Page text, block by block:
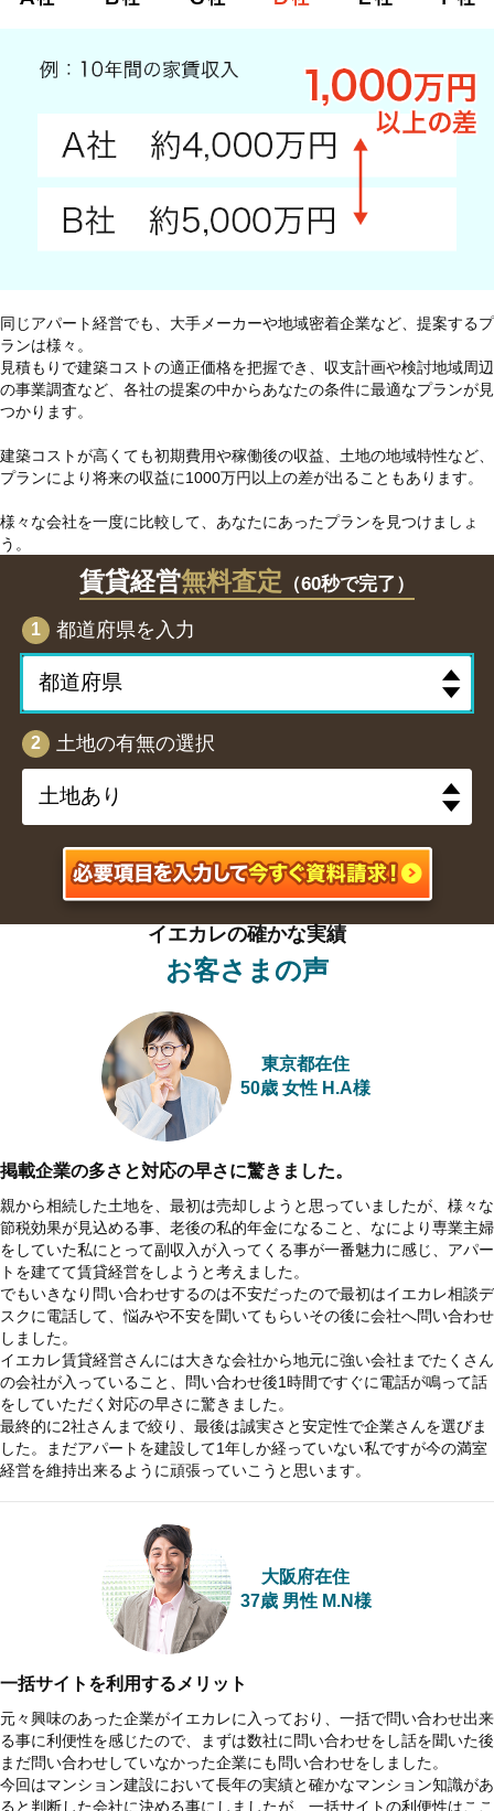
同じアパート経営でも、大手メーカーや地域密着企業など、提案するプ
ランは様々。
見積もりで建築コストの適正価格を把握でき、収支計画や検討地域周辺
の事業調査など、各社の提案の中からあなたの条件に最適なプランが見
つかります。
建築コストが高くても初期費用や稼働後の収益、土地の地域特性など、
プランにより将来の収益に1000万円以上の差が出ることもあります。
様々な会社を一度に比較して、あなたにあったプランを見つけましょ
う。
賃貸経営無料査定 （60秒で完了）
1 都道府県を入力
2 土地の有無の選択
イエカレの確かな実績
お客さまの声
東京都在住
50歳 女性 H.A様
掲載企業の多さと対応の早さに驚きました。
親から相続した土地を、最初は売却しようと思っていましたが、様々な
節税効果が見込める事、老後の私的年金になること、なにより専業主婦
をしていた私にとって副収入が入ってくる事が一番魅力に感じ、アパー
トを建てて賃貸経営をしようと考えました。
でもいきなり問い合わせするのは不安だったので最初はイエカレ相談デ
スクに電話して、悩みや不安を聞いてもらいその後に会社へ問い合わせ
しました。
イエカレ賃貸経営さんには大きな会社から地元に強い会社までたくさん
の会社が入っていること、問い合わせ後1時間ですぐに電話が鳴って話
をしていただく対応の早さに驚きました。
最終的に2社さんまで絞り、最後は誠実さと安定性で企業さんを選びま
した。まだアパートを建設して1年しか経っていない私ですが今の満室
経営を維持出来るように頑張っていこうと思います。
大阪府在住
37歳 男性 M.N様
一括サイトを利用するメリット
元々興味のあった企業がイエカレに入っており、一括で問い合わせ出来
る事に利便性を感じたので、まずは数社に問い合わせをし話を聞いた後
まだ問い合わせしていなかった企業にも問い合わせをしました。
今回はマンション建設において長年の実績と確かなマンション知識があ
ると判断した会社に決める事にしましたが、一括サイトの利便性はここ